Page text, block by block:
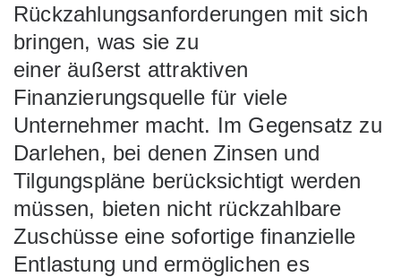
Rückzahlungsanforderungen mit sich
bringen, was sie zu
einer äußerst attraktiven
Finanzierungsquelle für viele
Unternehmer macht. Im Gegensatz zu
Darlehen, bei denen Zinsen und
Tilgungspläne berücksichtigt werden
müssen, bieten nicht rückzahlbare
Zuschüsse eine sofortige finanzielle
Entlastung und ermöglichen es